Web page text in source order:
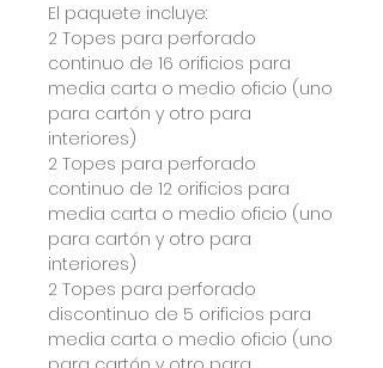
El paquete incluye:
2 Topes para perforado
continuo de 16 orificios para
media carta o medio oficio (uno
para cartón y otro para
interiores)
2 Topes para perforado
continuo de 12 orificios para
media carta o medio oficio (uno
para cartón y otro para
interiores)
2 Topes para perforado
discontinuo de 5 orificios para
media carta o medio oficio (uno